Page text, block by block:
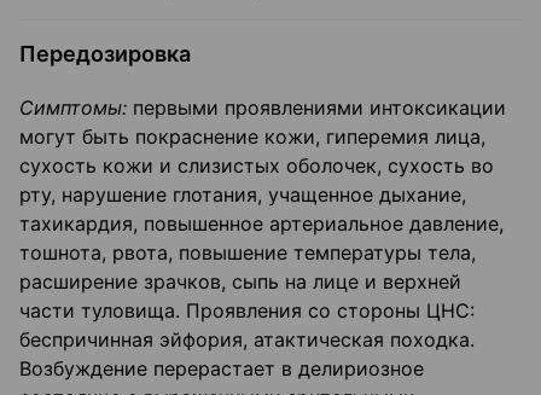
Передозировка
Симптомы: первыми проявлениями интоксикации
могут быть покраснение кожи, гиперемия лица,
сухость кожи и слизистых оболочек, сухость во
рту, нарушение глотания, учащенное дыхание,
тахикардия, повышенное артериальное давление,
тошнота, рвота, повышение температуры тела,
расширение зрачков, сыпь на лице и верхней
части туловища. Проявления со стороны ЦНС:
беспричинная эйфория, атактическая походка.
Возбуждение перерастает в делириозное